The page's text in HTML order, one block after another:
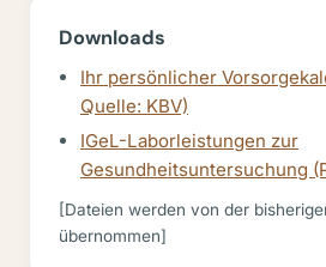
Downloads
Ihr persönlicher
Quelle: KBV)
IGeL-Laborleistungen zur
Gesundheitsuntersuchung
[Dateien werden von der
übernommen]